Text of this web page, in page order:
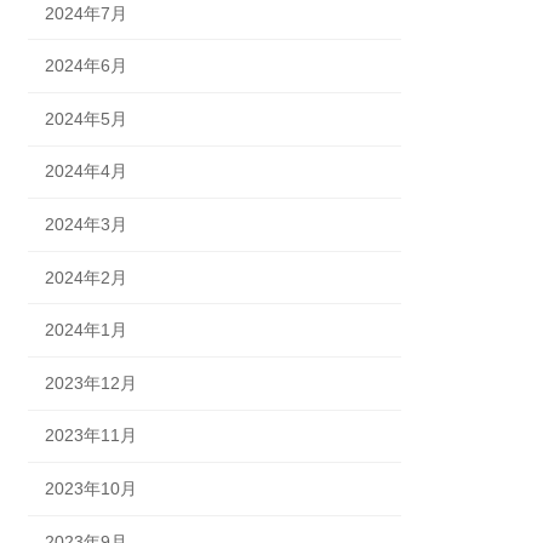
2024年7月
2024年6月
2024年5月
2024年4月
2024年3月
2024年2月
2024年1月
2023年12月
2023年11月
2023年10月